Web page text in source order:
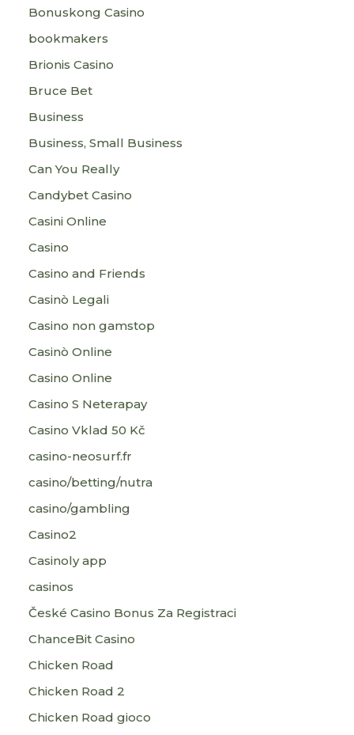
Bonuskong Casino
bookmakers
Brionis Casino
Bruce Bet
Business
Business, Small Business
Can You Really
Candybet Casino
Casini Online
Casino
Casino and Friends
Casinò Legali
Casino non gamstop
Casinò Online
Casino Online
Casino S Neterapay
Casino Vklad 50 Kč
casino-neosurf.fr
casino/betting/nutra
casino/gambling
Casino2
Casinoly app
casinos
České Casino Bonus Za Registraci
ChanceBit Casino
Chicken Road
Chicken Road 2
Chicken Road gioco